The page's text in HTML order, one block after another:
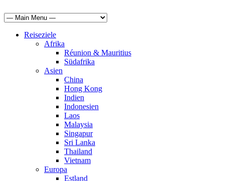
Reiseziele
Afrika
Réunion & Mauritius
Südafrika
Asien
China
Hong Kong
Indien
Indonesien
Laos
Malaysia
Singapur
Sri Lanka
Thailand
Vietnam
Europa
Estland